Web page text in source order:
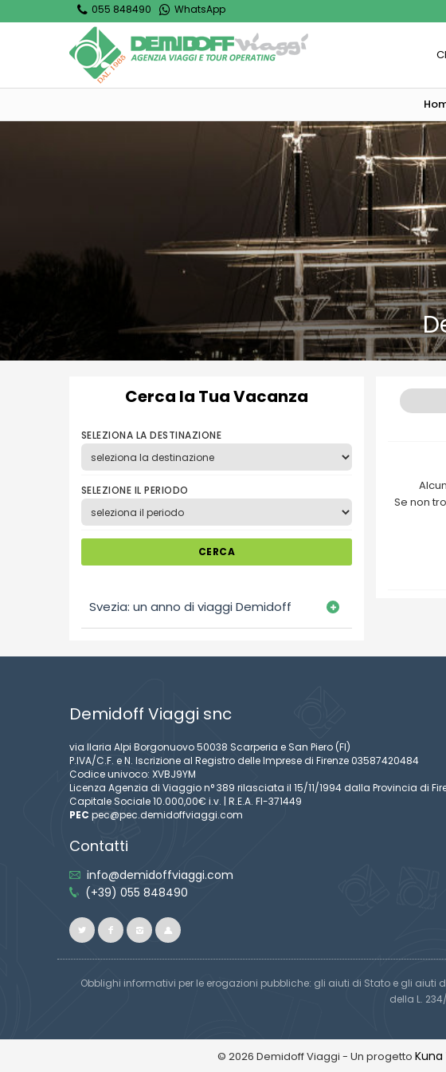
055 848490 WhatsApp
Cerca la Tua Vacanza
SELEZIONA LA DESTINAZIONE
SELEZIONE IL PERIODO
CERCA
Svezia: un anno di viaggi Demidoff
Se non
Demidoff Viaggi snc
via Ilaria Alpi Borgonuovo 50038 Scarperia e San Piero (FI)
P.IVA/C.F. e N. Iscrizione al Registro delle Imprese di Firenze 03587420484
Codice univoco: XVBJ9YM
Licenza Agenzia di Viaggio n° 389 rilasciata il 15/11/1994 dalla Provincia di
Capitale Sociale 10.000,00€ i.v. | R.E.A. FI-371449
PEC pec@pec.demidoffviaggi.com
Contatti
info@demidoffviaggi.com
(+39) 055 848490
Obblighi informativi per le erogazioni pubbliche: gli aiuti di Stato e gli
della L.
© 2026 Demidoff Viaggi - Un progetto